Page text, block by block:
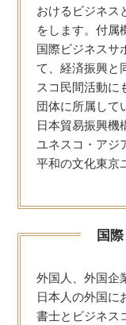
おけるビジネス
をします。付属
国際ビジネスサ
て、経済振興と
スコ民間活動に
団体に所属して
日本貿易振興機
ユネスコ・アジ
平和の文化東京
国
外国人、外国企
日本人の外国に
書士とビジネス